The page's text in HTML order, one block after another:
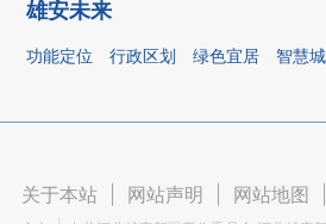
雄安未来
功能定位 行政区划 绿色宜居 智慧
关于本站 网站声明 网站地图